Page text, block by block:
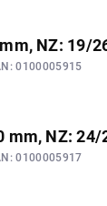
NZ: 19/
0100005915
mm, NZ: 24/
0100005917